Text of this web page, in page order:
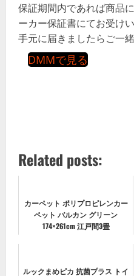
保証期間内であれば商品
ーカー保証書にてお受け
手元に届きましたらご一
DMMで見る
Related posts:
カーペット ポリプロピレンカー
ペット バルカン グリーン
174×261cm 江戸間3畳
ルックまめピカ 抗菌プラス トイ